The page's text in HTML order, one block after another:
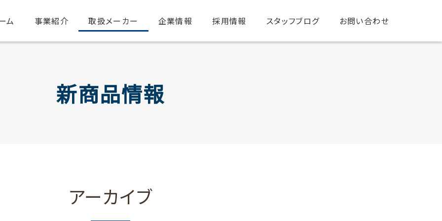
ム 事業紹介 取扱メーカー 企業情報 採用情報 スタッフブログ お問い合わせ
新商品情報
アーカイブ